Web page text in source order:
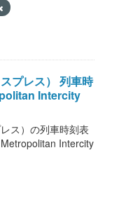
プレス） 列車時
Intercity
ス）の列車時刻表
Intercity